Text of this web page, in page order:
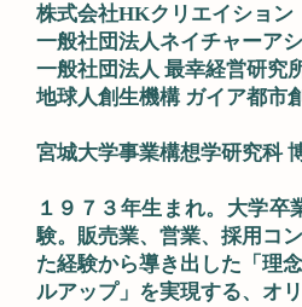
株式会社HKクリエイショ
一般社団法人ネイチャーア
一般社団法人 最幸経営研
地球人創生機構 ガイア都市
宮城大学事業構想学研究科
１９７３年生まれ。大学
験。販売業、営業、採用コ
た経験から導き出した「理
ルアップ」を実現する、オ